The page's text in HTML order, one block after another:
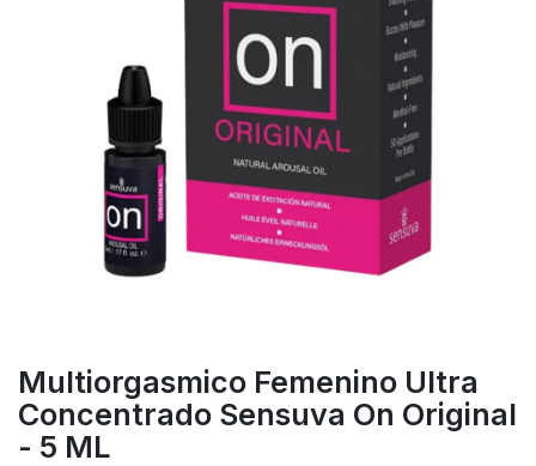
Multiorgasmico Femenino Ultra
Concentrado Sensuva On Original
- 5 ML